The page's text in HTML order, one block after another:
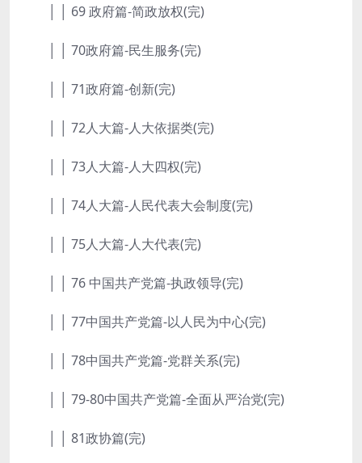
│ │ 69 政府篇-简政放权(完)
│ │ 70政府篇-民生服务(完)
│ │ 71政府篇-创新(完)
│ │ 72人大篇-人大依据类(完)
│ │ 73人大篇-人大四权(完)
│ │ 74人大篇-人民代表大会制度(完)
│ │ 75人大篇-人大代表(完)
│ │ 76 中国共产党篇-执政领导(完)
│ │ 77中国共产党篇-以人民为中心(完)
│ │ 78中国共产党篇-党群关系(完)
│ │ 79-80中国共产党篇-全面从严治党(完)
│ │ 81政协篇(完)